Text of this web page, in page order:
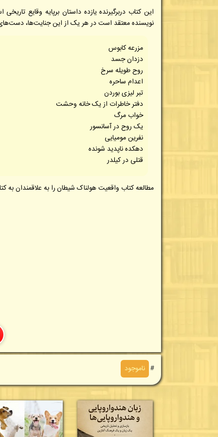
این کتاب دربرگیرنده یازده داستان برپایه وقایع
نویسنده معتقد است در هر یک از این جنایت‌‌ها،
مزرعه کابوس
دزدان جسد
روح طویله سرخ
اعدام ساحره
تبر لیزی بوردن
دفتر خاطرات از یک خانه وحشت
خواب مرگ
یک روح در آسانسور
نفرین مومیایی
دهکده ناپدید شونده
قتلی در کیلدر
مطالعه کتاب واقعیت هولناک شیطانرا به علاقمندان به
＃ ناموجود